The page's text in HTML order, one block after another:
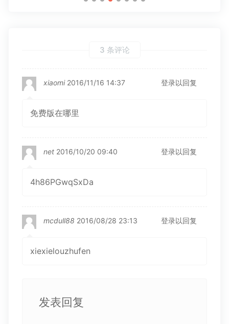
3 条评论
xiaomi2016/11/16 14:37 登录以回复
免费版在哪里
net2016/10/20 09:40 登录以回复
4h86PGwqSxDa
mcdull88 2016/08/28 23:13 登录以回复
xiexielouzhufen
发表回复